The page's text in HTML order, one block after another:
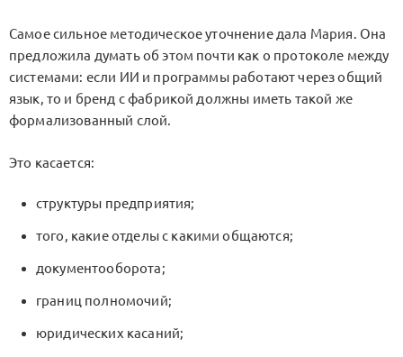
Самое сильное методическое уточнение дала Мария. Она
предложила думать об этом почти как о протоколе между
системами: если ИИ и программы работают через общий
язык, то и бренд с фабрикой должны иметь такой же
формализованный слой.
Это касается:
структуры предприятия;
того, какие отделы с какими общаются;
документооборота;
границ полномочий;
юридических касаний;